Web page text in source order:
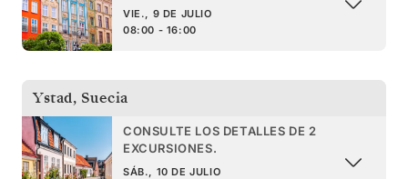
VIE., 9 DE JULIO
08:00 - 16:00
Ystad, Suecia
CONSULTE LOS DETALLES DE 2
EXCURSIONES.
SÁB., 10 DE JULIO